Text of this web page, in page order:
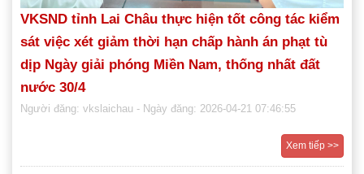
VKSND tỉnh Lai Châu thực hiện tốt công tác kiểm
sát việc xét giảm thời hạn chấp hành án phạt tù
dịp Ngày giải phóng Miền Nam, thống nhất đất
nước 30/4
Người đăng: vkslaichau - Ngày đăng: 2026-04-21 07:46:55
Xem tiếp >>